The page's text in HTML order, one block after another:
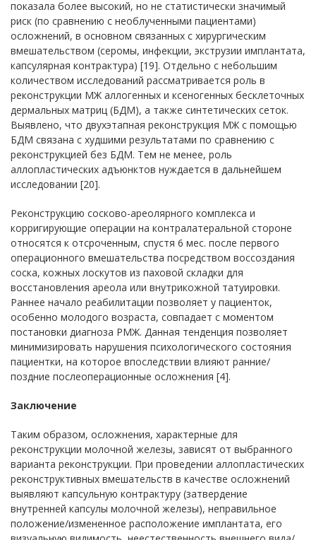
показала более высокий, но не статистически значимый
риск (по сравнению с необлученными пациентами)
осложнений, в основном связанных с хирургическим
вмешательством (серомы, инфекции, экструзии имплантата,
капсулярная контрактура) [19]. Отдельно с небольшим
количеством исследований рассматривается роль в
реконструкции МЖ аллогенных и ксеногенных бесклеточных
дермальных матриц (БДМ), а также синтетических сеток.
Выявлено, что двухэтапная реконструкция МЖ с помощью
БДМ связана с худшими результатами по сравнению с
реконструкцией без БДМ. Тем не менее, роль
аллопластических адъюнктов нуждается в дальнейшем
исследовании [20].
Реконструкцию сосково-ареолярного комплекса и
корригирующие операции на контралатеральной стороне
относятся к отсроченным, спустя 6 мес. после первого
операционного вмешательства посредством воссоздания
соска, кожных лоскутов из паховой складки для
восстановления ареола или внутрикожной татуировки.
Раннее начало реабилитации позволяет у пациенток,
особенно молодого возраста, совпадает с моментом
постановки диагноза РМЖ. Данная тенденция позволяет
минимизировать нарушения психологического состояния
пациентки, на которое впоследствии влияют ранние/
поздние послеоперационные осложнения [4].
Заключение
Таким образом, осложнения, характерные для
реконструкции молочной железы, зависят от выбранного
варианта реконструкции. При проведении аллопластических
реконструктивных вмешательств в качестве осложнений
выявляют капсульную контрактуру (затвердение
внутренней капсулы молочной железы), неправильное
положение/измененное расположение имплантата, его